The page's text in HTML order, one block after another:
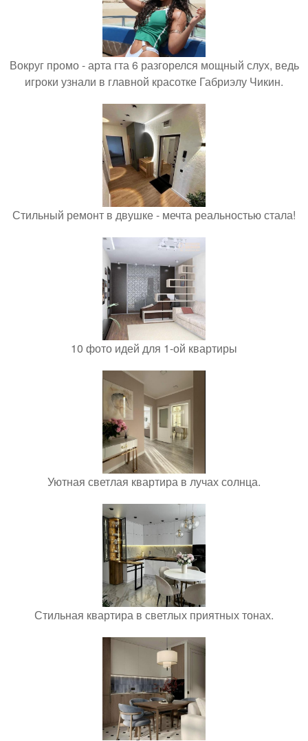
Вокруг промо - арта гта 6 разгорелся мощный слух, ведь
игроки узнали в главной красотке Габриэлу Чикин.
Стильный ремонт в двушке - мечта реальностью стала!
10 фото идей для 1-ой квартиры
Уютная светлая квартира в лучах солнца.
Стильная квартира в светлых приятных тонах.